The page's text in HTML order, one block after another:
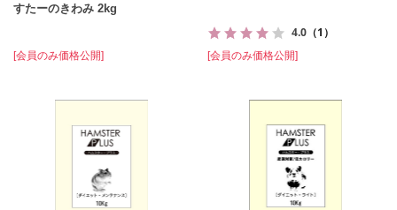
すたーのきわみ 2kg
[会員のみ価格公開]
4.0 （1）
[会員のみ価格公開]